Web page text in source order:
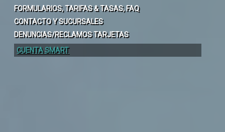
FORMULARIOS, TARIFAS & TASAS, FAQ
CONTACTO Y SUCURSALES
DENUNCIAS/RECLAMOS TARJETAS
CUENTA SMART